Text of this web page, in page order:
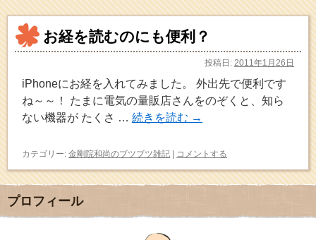
お経を読むのにも便利？
投稿日: 2011年1月26日
iPhoneにお経を入れてみました。 外出先で便利です
ね～～！ たまに電気の量販店さんをのぞくと、知ら
ない機器が たくさ … 続きを読む →
カテゴリー: 金剛院和尚のブツブツ雑記 | コメントする
プロフィール